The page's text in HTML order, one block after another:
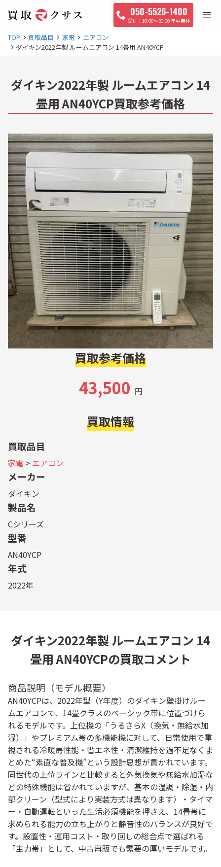
050-5526-1400
10:00〜20:00 年中無休
TOP 買取品目 家電
エアコン
ダイキン2022年製 ルームエアコン 14畳用 AN40YCP
ダイキン2022年製 ルームエアコン 14
畳用 AN40YCP買取参考価格
買取参考価格
43,500 円
買取情報
買取品目
家電 > エアコン
メーカー
ダイキン
製品名
Cシリーズ
型番
AN40YCP
年式
2022年
ダイキン2022年製 ルームエアコン 14
畳用 AN40YCPの買取コメント
商品説明（モデル概要）
AN40YCPは、2022年型（Y年度）のダイキン壁掛けルー
ムエアコンで、14畳クラスのベーシック帯に位置づけら
れるモデルです。上位機の「うるさらX（換気・無給水加
湿）」やプレミアム帯の多機能機に対して、日常使用で重
視される冷暖房性能・省エネ性・清潔維持を過不足なくま
とめた“素直な普及機”という設計思想が貫かれています。
同世代の上位ラインと比較すると外気換気や無給水加湿な
どの特殊機能は省かれていますが、基本の温調・除湿・内
部クリーン（型式により実装方式は異なります）・タイマ
ー・自動運転といった生活必須機能を押さえ、14畳帯に
求められる能力の立ち上がりと静音性のバランスが良好で
す。設置性・運用コスト・取り回しの総合点で選ばれる
「主力帯」として、中古再販でも需要の厚いモデルです。